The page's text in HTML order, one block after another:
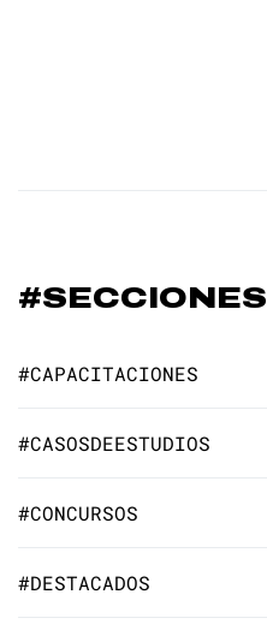
#SECCIONES
#CAPACITACIONES
#CASOSDEESTUDIOS
#CONCURSOS
#DESTACADOS